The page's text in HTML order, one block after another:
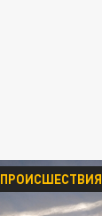
ПРОИСШЕСТВИЯ